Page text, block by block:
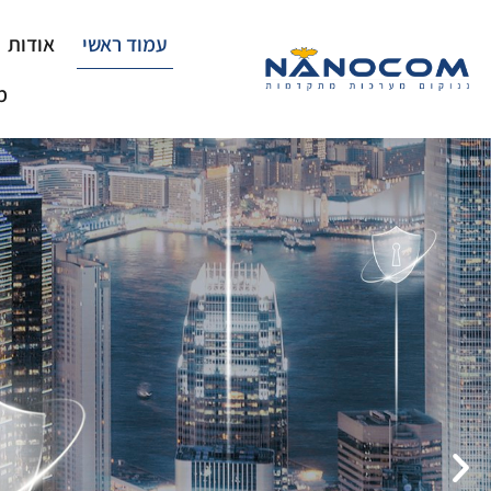
עמוד ראשי אודות